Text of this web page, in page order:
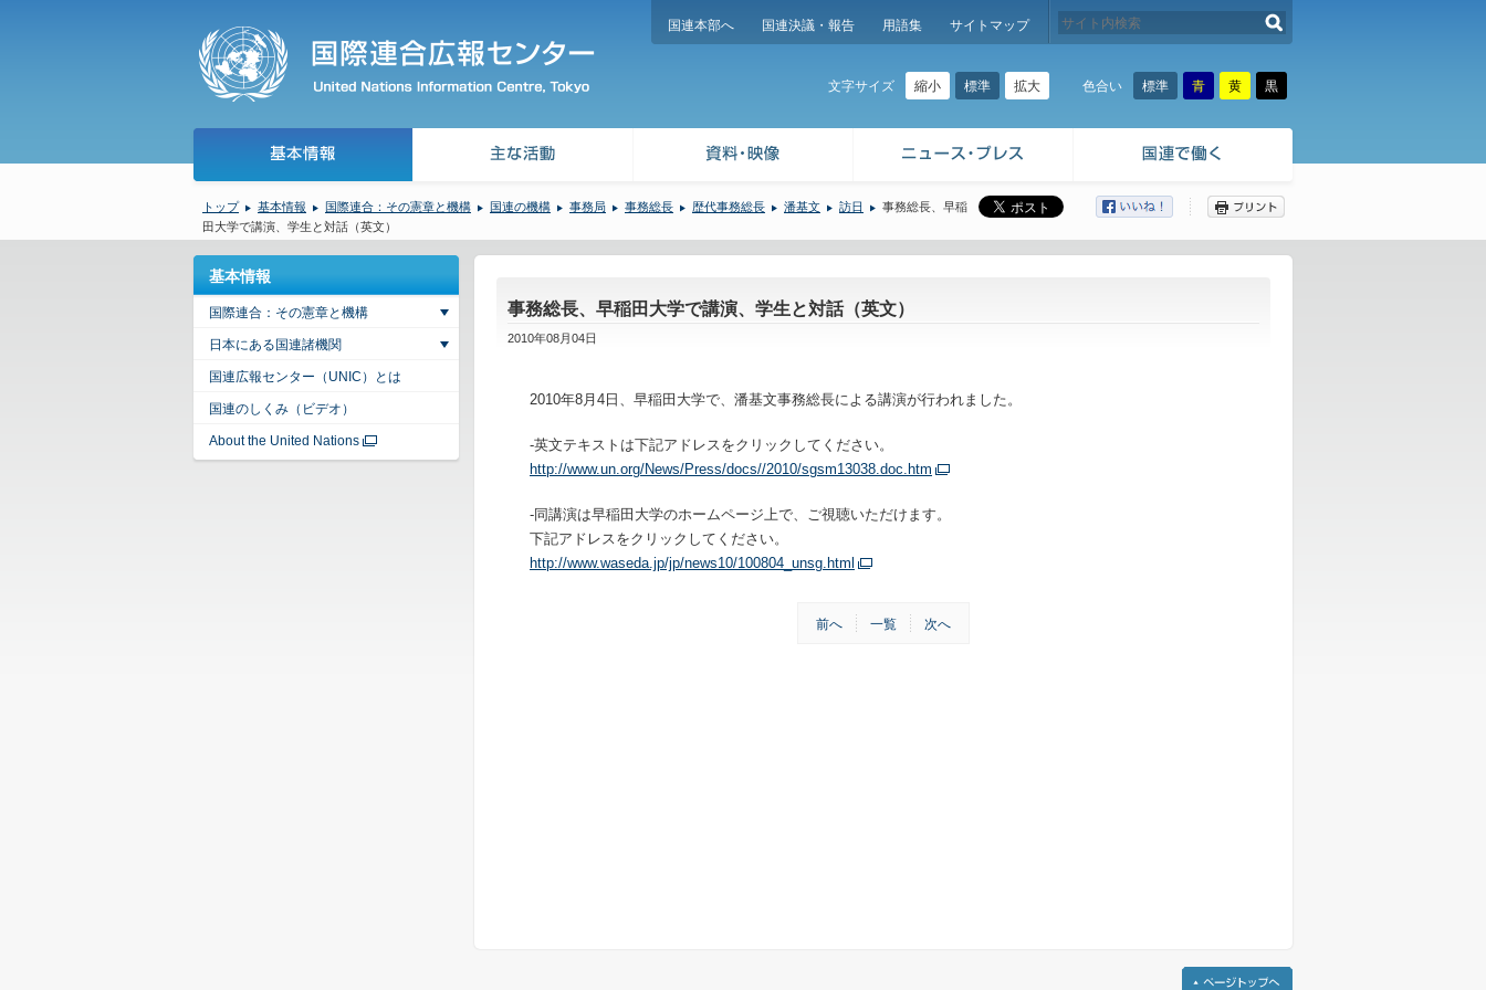
国連本部へ 国連決議・報告 用語集 サイトマップ
文字サイズ 縮小 標準 拡大 色合い 標準 青 黄 黒
トップ 基本情報 国際連合：その憲章と機構 国連の機構 事務局 事務総長 歴代事務総長 潘基文 訪日
事務総長、早稲
田大学で講演、学生と対話（英文）
事務総長、早稲田大学で講演、学生と対話（英文）
2010年08月04日
2010年8月4日、早稲田大学で、潘基文事務総長による講演が行われました。
-英文テキストは下記アドレスをクリックしてください。
http://www.un.org/News/Press/docs//2010/sgsm13038.doc.htm
-同講演は早稲田大学のホームページ上で、ご視聴いただけます。
下記アドレスをクリックしてください。
http://www.waseda.jp/jp/news10/100804_unsg.html
前へ 一覧 次へ
基本情報
国際連合：その憲章と機構
日本にある国連諸機関
国連広報センター（UNIC）とは
国連のしくみ（ビデオ）
About the United Nations